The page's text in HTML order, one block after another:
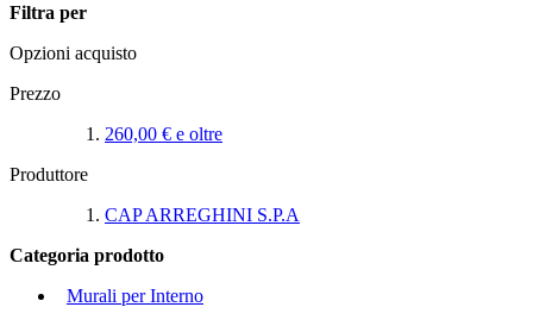
Filtra per
Opzioni acquisto
Prezzo
260,00 € e oltre
Produttore
CAP ARREGHINI S.P.A
Categoria prodotto
Murali per Interno